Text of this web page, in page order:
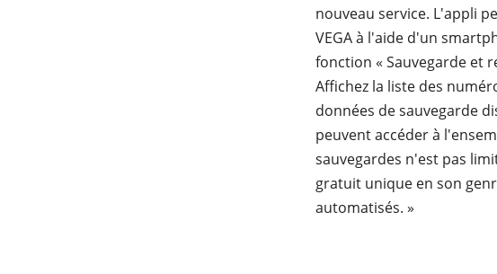
nouveau service. L'appli
VEGA à l'aide d'un
fonction « Sauvegarde et
Affichez la liste des
données de sauvegarde
peuvent accéder à
sauvegardes n'est pas
gratuit unique en son
automatisés. »